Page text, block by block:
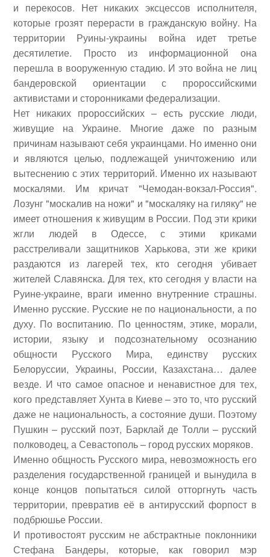
и перекосов. Нет никаких эксцессов исполнителя,
которые грозят перерасти в гражданскую войну. На
территории Руины-украины война идет третье
десятилетие. Просто из информационной она
перешла в вооруженную стадию. И это война не лиц
бандеровской ориентации с пророссийскими
активистами и сторонниками федерализации.
Нет никаких пророссийских – есть русские люди,
живущие на Украине. Многие даже по разным
причинам называют себя украинцами. Но именно они
и являются целью, подлежащей уничтожению или
вытеснению с этих территорий. Именно их называют
москалями. Им кричат "Чемодан-вокзал-Россия".
Лозунг "москалив на ножи" и "москаляку на гиляку" не
имеет отношения к живущим в России. Под эти крики
жгли людей в Одессе, с этими криками
расстреливали защитников Харькова, эти же крики
раздаются из лагерей тех, кто сегодня убивает
жителей Славянска. Для тех, кто сегодня у власти на
Руине-украине, враги именно внутренние страшны.
Именно русские. Русские не по национальности, а по
духу. По воспитанию. По ценностям, этике, морали,
истории, языку и подсознательному осознанию
общности Русского Мира, единству русских
Белоруссии, Украины, России, Казахстана… далее
везде. И что самое опасное и ненавистное для тех,
кого представляет Хунта в Киеве – это то, что русский
даже не национальность, а состояние души. Поэтому
Пушкин – русский поэт, Барклай де Толли – русский
полководец, а Севастополь – город русских моряков.
Именно общность Русского мира, невозможность его
разделения государственной границей и вынудила в
конце концов попытаться силой отторгнуть часть
территории, превратив её в антирусский форпост в
подбрюшье России.
И противостоят русским не абстрактные поклонники
Стефана Бандеры, которые, как говорил мэр